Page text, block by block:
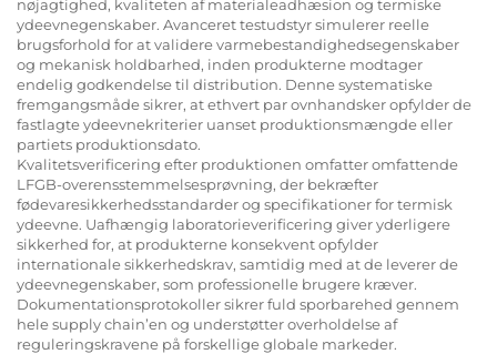
nøjagtighed, kvaliteten af materialeadhæsion og termiske
ydeevnegenskaber. Avanceret testudstyr simulerer reelle
brugsforhold for at validere varmebestandighedsegenskaber
og mekanisk holdbarhed, inden produkterne modtager
endelig godkendelse til distribution. Denne systematiske
fremgangsmåde sikrer, at ethvert par ovnhandsker opfylder de
fastlagte ydeevnekriterier uanset produktionsmængde eller
partiets produktionsdato.
Kvalitetsverificering efter produktionen omfatter omfattende
LFGB-overensstemmelsesprøvning, der bekræfter
fødevaresikkerhedsstandarder og specifikationer for termisk
ydeevne. Uafhængig laboratorieverificering giver yderligere
sikkerhed for, at produkterne konsekvent opfylder
internationale sikkerhedskrav, samtidig med at de leverer de
ydeevnegenskaber, som professionelle brugere kræver.
Dokumentationsprotokoller sikrer fuld sporbarehed gennem
hele supply chain’en og understøtter overholdelse af
reguleringskravene på forskellige globale markeder.